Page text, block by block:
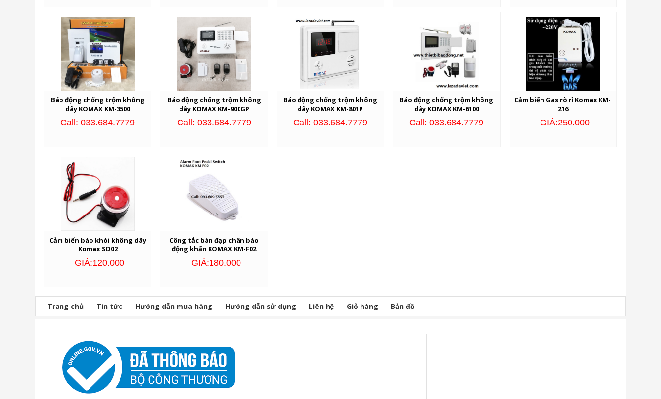
Báo động chống trộm không
dây KOMAX KM-3500
Call: 033.684.7779
Báo động chống trộm không
dây KOMAX KM-900GP
Call: 033.684.7779
Báo động chống trộm không
dây KOMAX KM-801P
Call: 033.684.7779
Báo động chống trộm không
dây KOMAX KM-6100
Call: 033.684.7779
Cảm biến Gas rò rỉ Komax KM-
216
GIÁ:250.000
Cảm biến báo khói không dây
Komax SD02
GIÁ:120.000
Công tắc bàn đạp chân báo
động khẩn KOMAX KM-F02
GIÁ:180.000
Trang chủ Tin tức Hướng dẫn mua hàng Hướng dẫn sử dụng Liên hệ Giỏ hàng Bản đồ